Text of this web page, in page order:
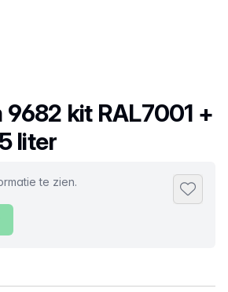
kit RAL7001 +
liter
te zien.